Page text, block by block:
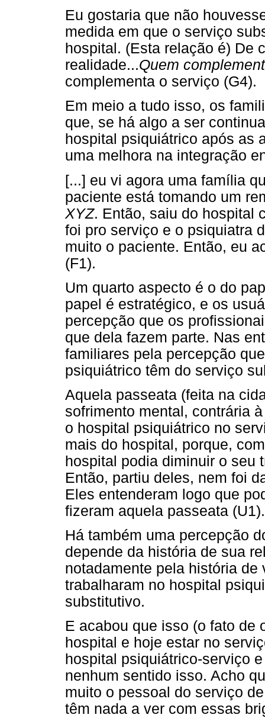
Eu gostaria que não
medida em que o serviço
hospital. (Esta relação é) De
realidade...Quem
complementa o serviço (G4).
Em meio a tudo isso, os
que, se há algo a ser
hospital psiquiátrico após as
uma melhora na integração
[...] eu vi agora uma família
paciente está tomando um
XYZ. Então, saiu do hospital
foi pro serviço e o psiquiatra
muito o paciente. Então, eu
(F1).
Um quarto aspecto é o do
papel é estratégico, e os
percepção que os
que dela fazem parte. Nas
familiares pela percepção
psiquiátrico têm do serviço
Aquela passeata (feita na
sofrimento mental, contrária
o hospital psiquiátrico no
mais do hospital, porque,
hospital podia diminuir o seu
Então, partiu deles, nem foi
Eles entenderam logo que
fizeram aquela passeata (U1).
Há também uma percepção
depende da história de sua
notadamente pela história
trabalharam no hospital
substitutivo.
E acabou que isso (o fato de
hospital e hoje estar no
hospital psiquiátrico-serviço
nenhum sentido isso. Acho
muito o pessoal do serviço
têm nada a ver com essas